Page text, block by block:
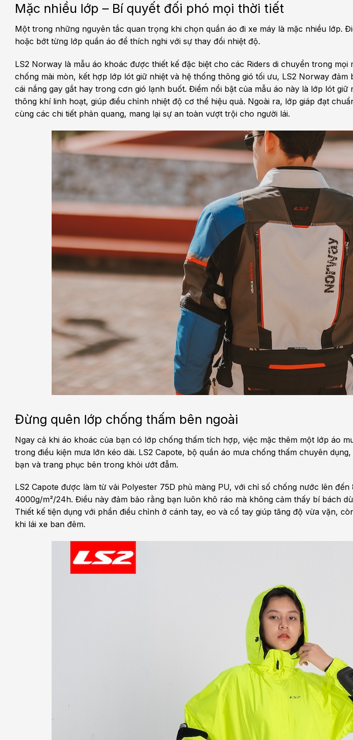
Mặc nhiều lớp – Bí quyết đối phó mọi thời tiết
Một trong những nguyên tắc quan trọng khi chọn quần áo đi xe máy là mặc nhiều lớp.
hoặc bớt từng lớp quần áo để thích nghi với sự thay đổi nhiệt độ.
LS2 Norway là mẫu áo khoác được thiết kế đặc biệt cho các Riders di chuyển trong mọi
chống mài mòn, kết hợp lớp lót giữ nhiệt và hệ thống thông gió tối ưu, LS2 Norway đảm
cái nắng gay gắt hay trong cơn gió lạnh buốt. Điểm nổi bật của mẫu áo này là lớp lót
thông khí linh hoạt, giúp điều chỉnh nhiệt độ cơ thể hiệu quả. Ngoài ra, lớp giáp đạt
cùng các chi tiết phản quang, mang lại sự an toàn vượt trội cho người lái.
Đừng quên lớp chống thấm bên ngoài
Ngay cả khi áo khoác của bạn có lớp chống thấm tích hợp, việc mặc thêm một lớp áo
trong điều kiện mưa lớn kéo dài. LS2 Capote, bộ quần áo mưa chống thấm chuyên
bạn và trang phục bên trong khỏi ướt đẫm.
LS2 Capote được làm từ vải Polyester 75D phủ màng PU, với chỉ số chống nước lên
4000g/m²/24h. Điều này đảm bảo rằng bạn luôn khô ráo mà không cảm thấy bí bách
Thiết kế tiện dụng với phần điều chỉnh ở cánh tay, eo và cổ tay giúp tăng độ vừa vặn,
khi lái xe ban đêm.